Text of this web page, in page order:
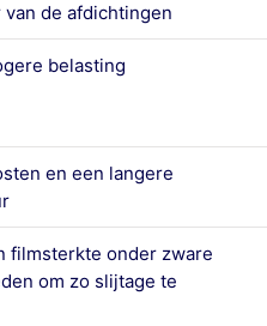
de afdichtingen
belasting
en een langere
filmsterkte onder zware
om zo slijtage te